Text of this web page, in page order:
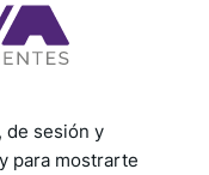
de sesión y
para mostrarte